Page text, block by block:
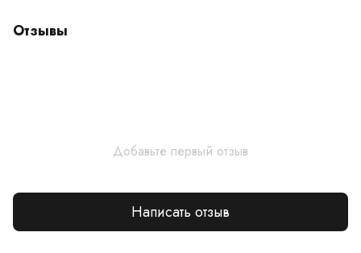
Отзывы
Добавьте первый отзыв
Написать отзыв